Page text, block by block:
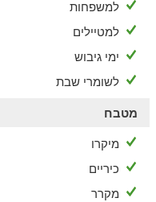
למשפחות
למטיילים
ימי גיבוש
לשומרי שבת
מטבח
מיקרו
כיריים
מקרר